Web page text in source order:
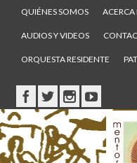
QUIÉNES SOMOS ACERCA
AUDIOS Y VIDEOS
ORQUESTA RESIDENTE